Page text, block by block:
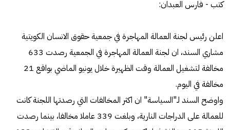
كتب - فارس العبدان:
اعلن رئيس لجنة العمالة المهاجرة في جمعية حقوق الانسان الكويتية
مشاري السند، ان لجنة العمالة المهاجرة في الجمعية رصدت 633
مخالفة لتشغيل العمالة وقت الظهيرة خلال يونيو الماضي بواقع 21
مخالفة في اليوم.
واوضح السند لـ"السياسة" ان اكثر المخالفات التي رصدتها اللجنة كانت
للعمالة على الدراجات النارية، وبلغت 339 عاملا مخالفا، بينما رصدت